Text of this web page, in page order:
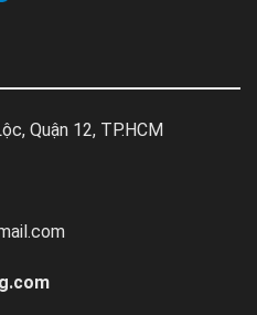
Quận 12, TP.HCM